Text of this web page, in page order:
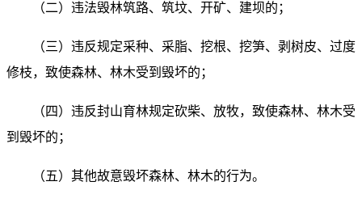
（二）违法毁林筑路、筑坟、开矿、建坝的；
（三）违反规定采种、采脂、挖根、挖笋、剥树皮、过度
修枝，致使森林、林木受到毁坏的；
（四）违反封山育林规定砍柴、放牧，致使森林、林木受
到毁坏的；
（五）其他故意毁坏森林、林木的行为。